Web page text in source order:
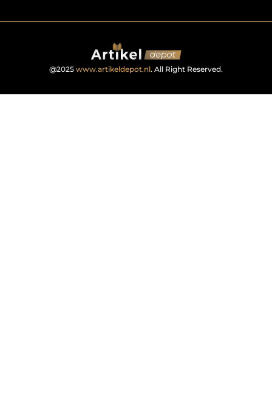
@2025 www.artikeldepot.nl. All Right Reserved.